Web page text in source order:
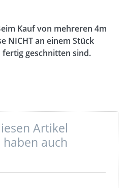
Kauf von mehreren 4m
NICHT an einem Stück
fertig geschnitten sind.
Artikel
auch